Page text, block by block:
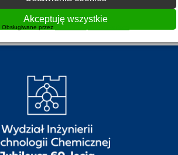
Akceptuję wszystkie
Obsługiwane przez